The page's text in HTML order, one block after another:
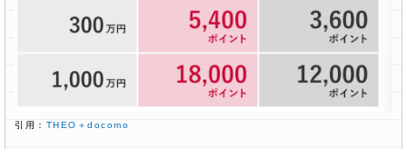
引用： THEO＋docomo